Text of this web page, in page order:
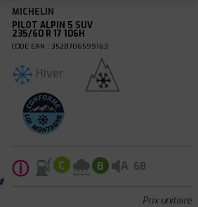
MICHELIN
PILOT ALPIN 5 SUV
235/60 R 17 106H
CODE EAN : 3528706599163
Hiver
ⓘ C B A 68
Prix unitaire